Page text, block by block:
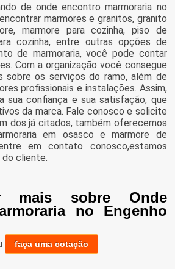
de onde encontro marmoraria no
marmores e granitos, granito
marmore para cozinha, piso de
cozinha, entre outras opções de
de marmoraria, você pode contar
Com a organização você consegue
sobre os serviços do ramo, além de
profissionais e instalações. Assim,
sua confiança e sua satisfação, que
da marca. Fale conosco e solicite
dos já citados, também oferecemos
em osasco e marmore de
em contato conosco,estamos
do cliente.
mais sobre Onde
no Engenho
faça uma cotação